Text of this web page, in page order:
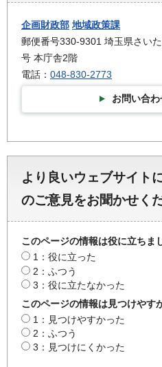
企画財政部 地域政策課
郵便番号330-9301 埼玉県さい
号 本庁舎2階
電話： 048-830-2773
お問い合
より良いウェブサイト
のご意見をお聞かせく
このページの情報は役に立ちま
1：役に立った
2：ふつう
3：役に立たなかった
このページの情報は見つけやす
1：見つけやすかった
2：ふつう
3：見つけにくかった